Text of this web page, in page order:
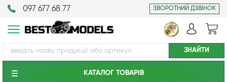
097 677 68 77 ЗВОРОТНИЙ ДЗВІНОК
КАТАЛОГ ТОВАРIВ